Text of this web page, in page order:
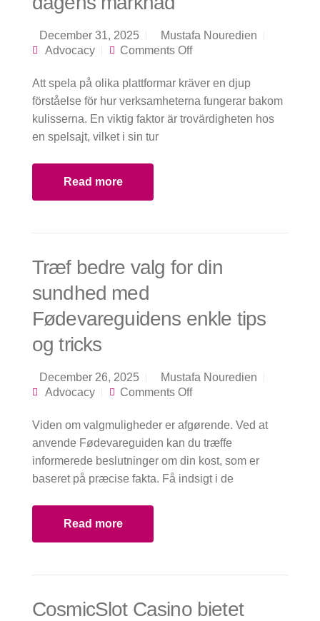
December 31, 2025
Mustafa Nouredien
Advocacy
Comments Offon Kvalitet och
spelbolag i dagens
marknad
Att spela på olika plattformar kräver en djup
förståelse för hur verksamheterna fungerar bakom
kulisserna. En viktig faktor är trovärdigheten hos
en spelsajt, vilket i sin tur
Read more
Træf bedre valg for din
sundhed med
Fødevareguidens enkle tips
og tricks
December 26, 2025
Mustafa Nouredien
Advocacy
Comments Offon Træf bedre valg
enkle tips og tricks
Viden om valgmuligheder er afgørende. Ved at
anvende Fødevareguiden kan du træffe
informerede beslutninger om din kost, som er
baseret på præcise fakta. Få indsigt i de
Read more
CosmicSlot Casino bietet